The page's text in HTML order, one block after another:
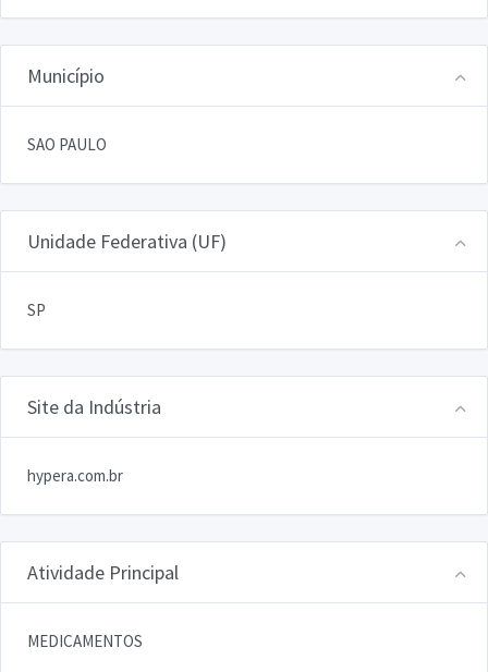
Município
SAO PAULO
Unidade Federativa (UF)
SP
Site da Indústria
hypera.com.br
Atividade Principal
MEDICAMENTOS